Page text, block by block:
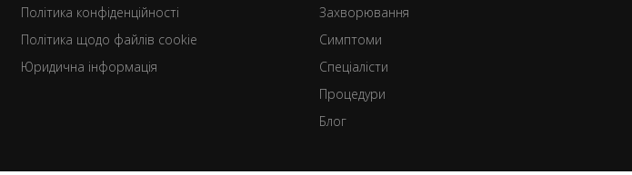
Політика конфіденційності
Політика щодо файлів cookie
Юридична інформація
Захворювання
Симптоми
Спеціалісти
Процедури
Блог